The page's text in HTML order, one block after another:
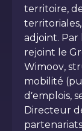
territoire,
adjoint. Par
rejoint le
Wimoov,
mobilité
d’emplois,
Directeur